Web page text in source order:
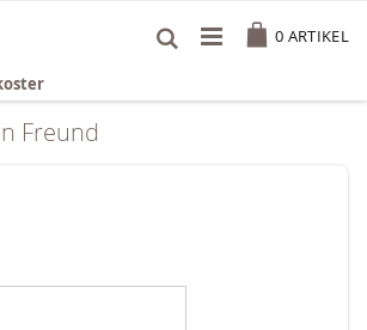
0 ARTIKEL
Freund